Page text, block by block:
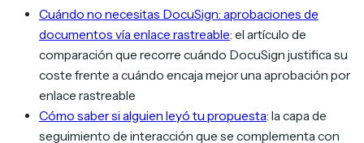
Cuándo no necesitas DocuSign: aprobaciones de
documentos vía enlace rastreable: el artículo de
comparación que recorre cuándo DocuSign justifica su
coste frente a cuándo encaja mejor una aprobación por
enlace rastreable
Cómo saber si alguien leyó tu propuesta: la capa de
seguimiento de interacción que se complementa con